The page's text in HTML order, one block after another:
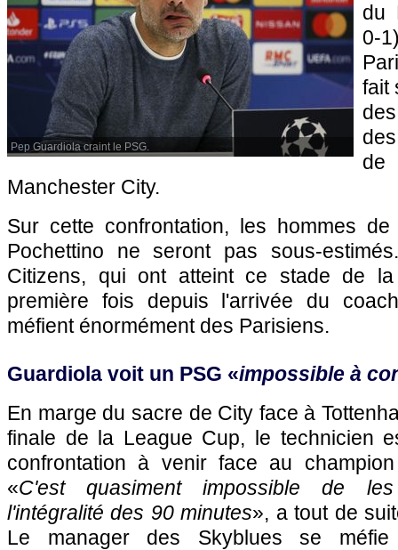
Pep Guardiola craint le PSG.
du
0-
fait
de
Manchester City.
Sur cette confrontation, les hommes de
Pochettino ne seront pas sous-
Citizens, qui ont atteint ce stade de
première fois depuis l'arrivée du
méfient énormément des Parisiens.
Guardiola voit un PSG «impossible à
En marge du sacre de City face à
finale de la League Cup, le technicien
confrontation à venir face au
«C'est quasiment impossible de
l'intégralité des 90 minutes», a tout de
Le manager des Skyblues se